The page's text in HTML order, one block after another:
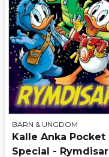
BARN & UNGDOM
Kalle Anka Pocket
Special - Rymdisar